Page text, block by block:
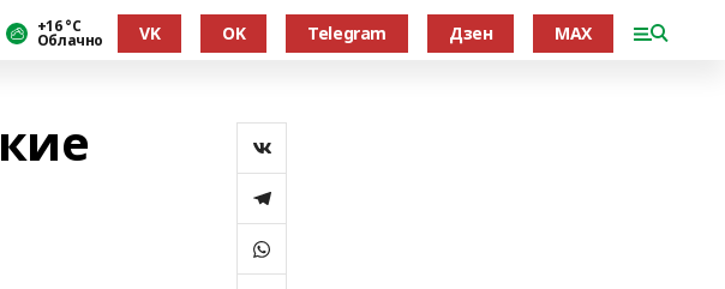
+16 °С
Облачно VK OK Telegram Дзен MAX